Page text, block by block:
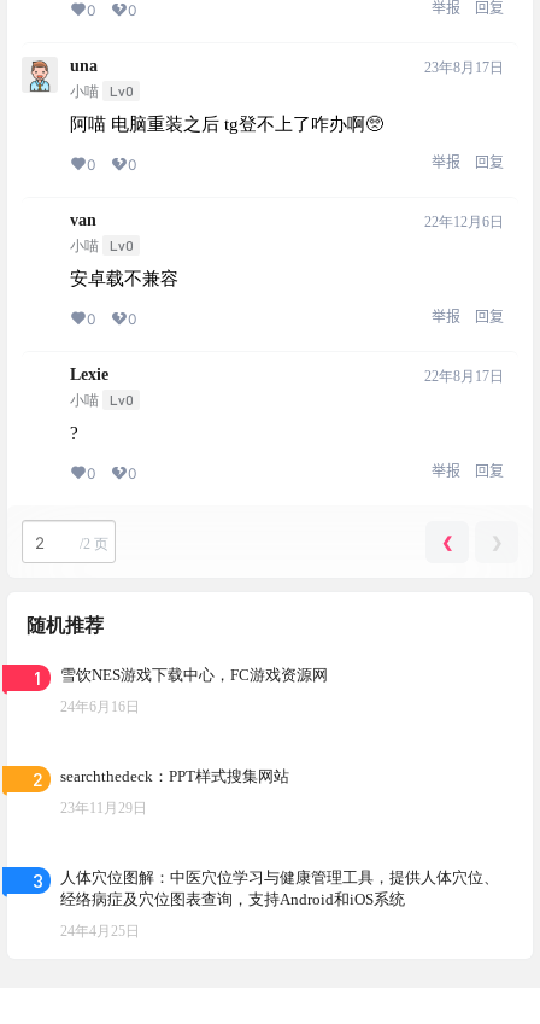
0 0 举报 回复
una
小喵 Lv0
23年8月17日
阿喵 电脑重装之后 tg登不上了咋办啊🥺
0 0 举报 回复
van
小喵 Lv0
22年12月6日
安卓载不兼容
0 0 举报 回复
Lexie
小喵 Lv0
22年8月17日
?
0 0 举报 回复
/2 页 ❮ ❯
随机推荐
1 雪饮NES游戏下载中心，FC游戏资源网
24年6月16日
2 searchthedeck：PPT样式搜集网站
23年11月29日
3
人体穴位图解：中医穴位学习与健康管理工具，提供人体穴位、
经络病症及穴位图表查询，支持Android和iOS系统
24年4月25日